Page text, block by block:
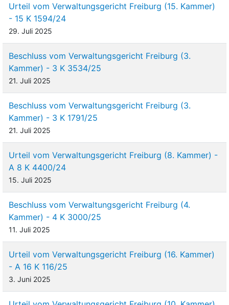
Urteil vom Verwaltungsgericht Freiburg (15. Kammer)
- 15 K 1594/24
29. Juli 2025
Beschluss vom Verwaltungsgericht Freiburg (3.
Kammer) - 3 K 3534/25
21. Juli 2025
Beschluss vom Verwaltungsgericht Freiburg (3.
Kammer) - 3 K 1791/25
21. Juli 2025
Urteil vom Verwaltungsgericht Freiburg (8. Kammer) -
A 8 K 4400/24
15. Juli 2025
Beschluss vom Verwaltungsgericht Freiburg (4.
Kammer) - 4 K 3000/25
11. Juli 2025
Urteil vom Verwaltungsgericht Freiburg (16. Kammer)
- A 16 K 116/25
3. Juni 2025